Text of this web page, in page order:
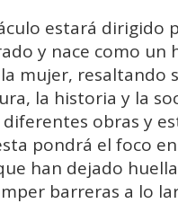
estará dirigido
y nace como un
mujer, resaltando
la historia y la
obras y
pondrá el foco
han dejado
barreras a lo